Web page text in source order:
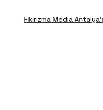
Fikirizma Media